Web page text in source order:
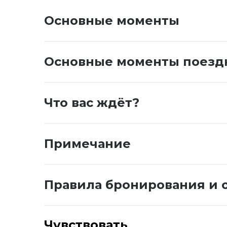
Основные моменты
Основные моменты
Что вас ждёт?
Примечание
Правила бронирования и